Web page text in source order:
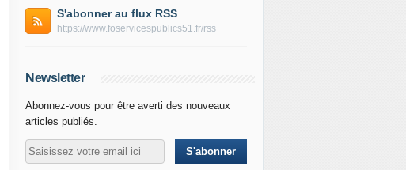
S'abonner au flux RSS
https://www.foservicespublics51.fr/rss
Newsletter
Abonnez-vous pour être averti des nouveaux
articles publiés.